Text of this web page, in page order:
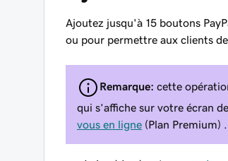
Ajoutez jusqu'à 15 boutons
ou pour permettre aux clients
Remarque: cette
qui s’affiche sur votre écran
vous en ligne (Plan Premium)